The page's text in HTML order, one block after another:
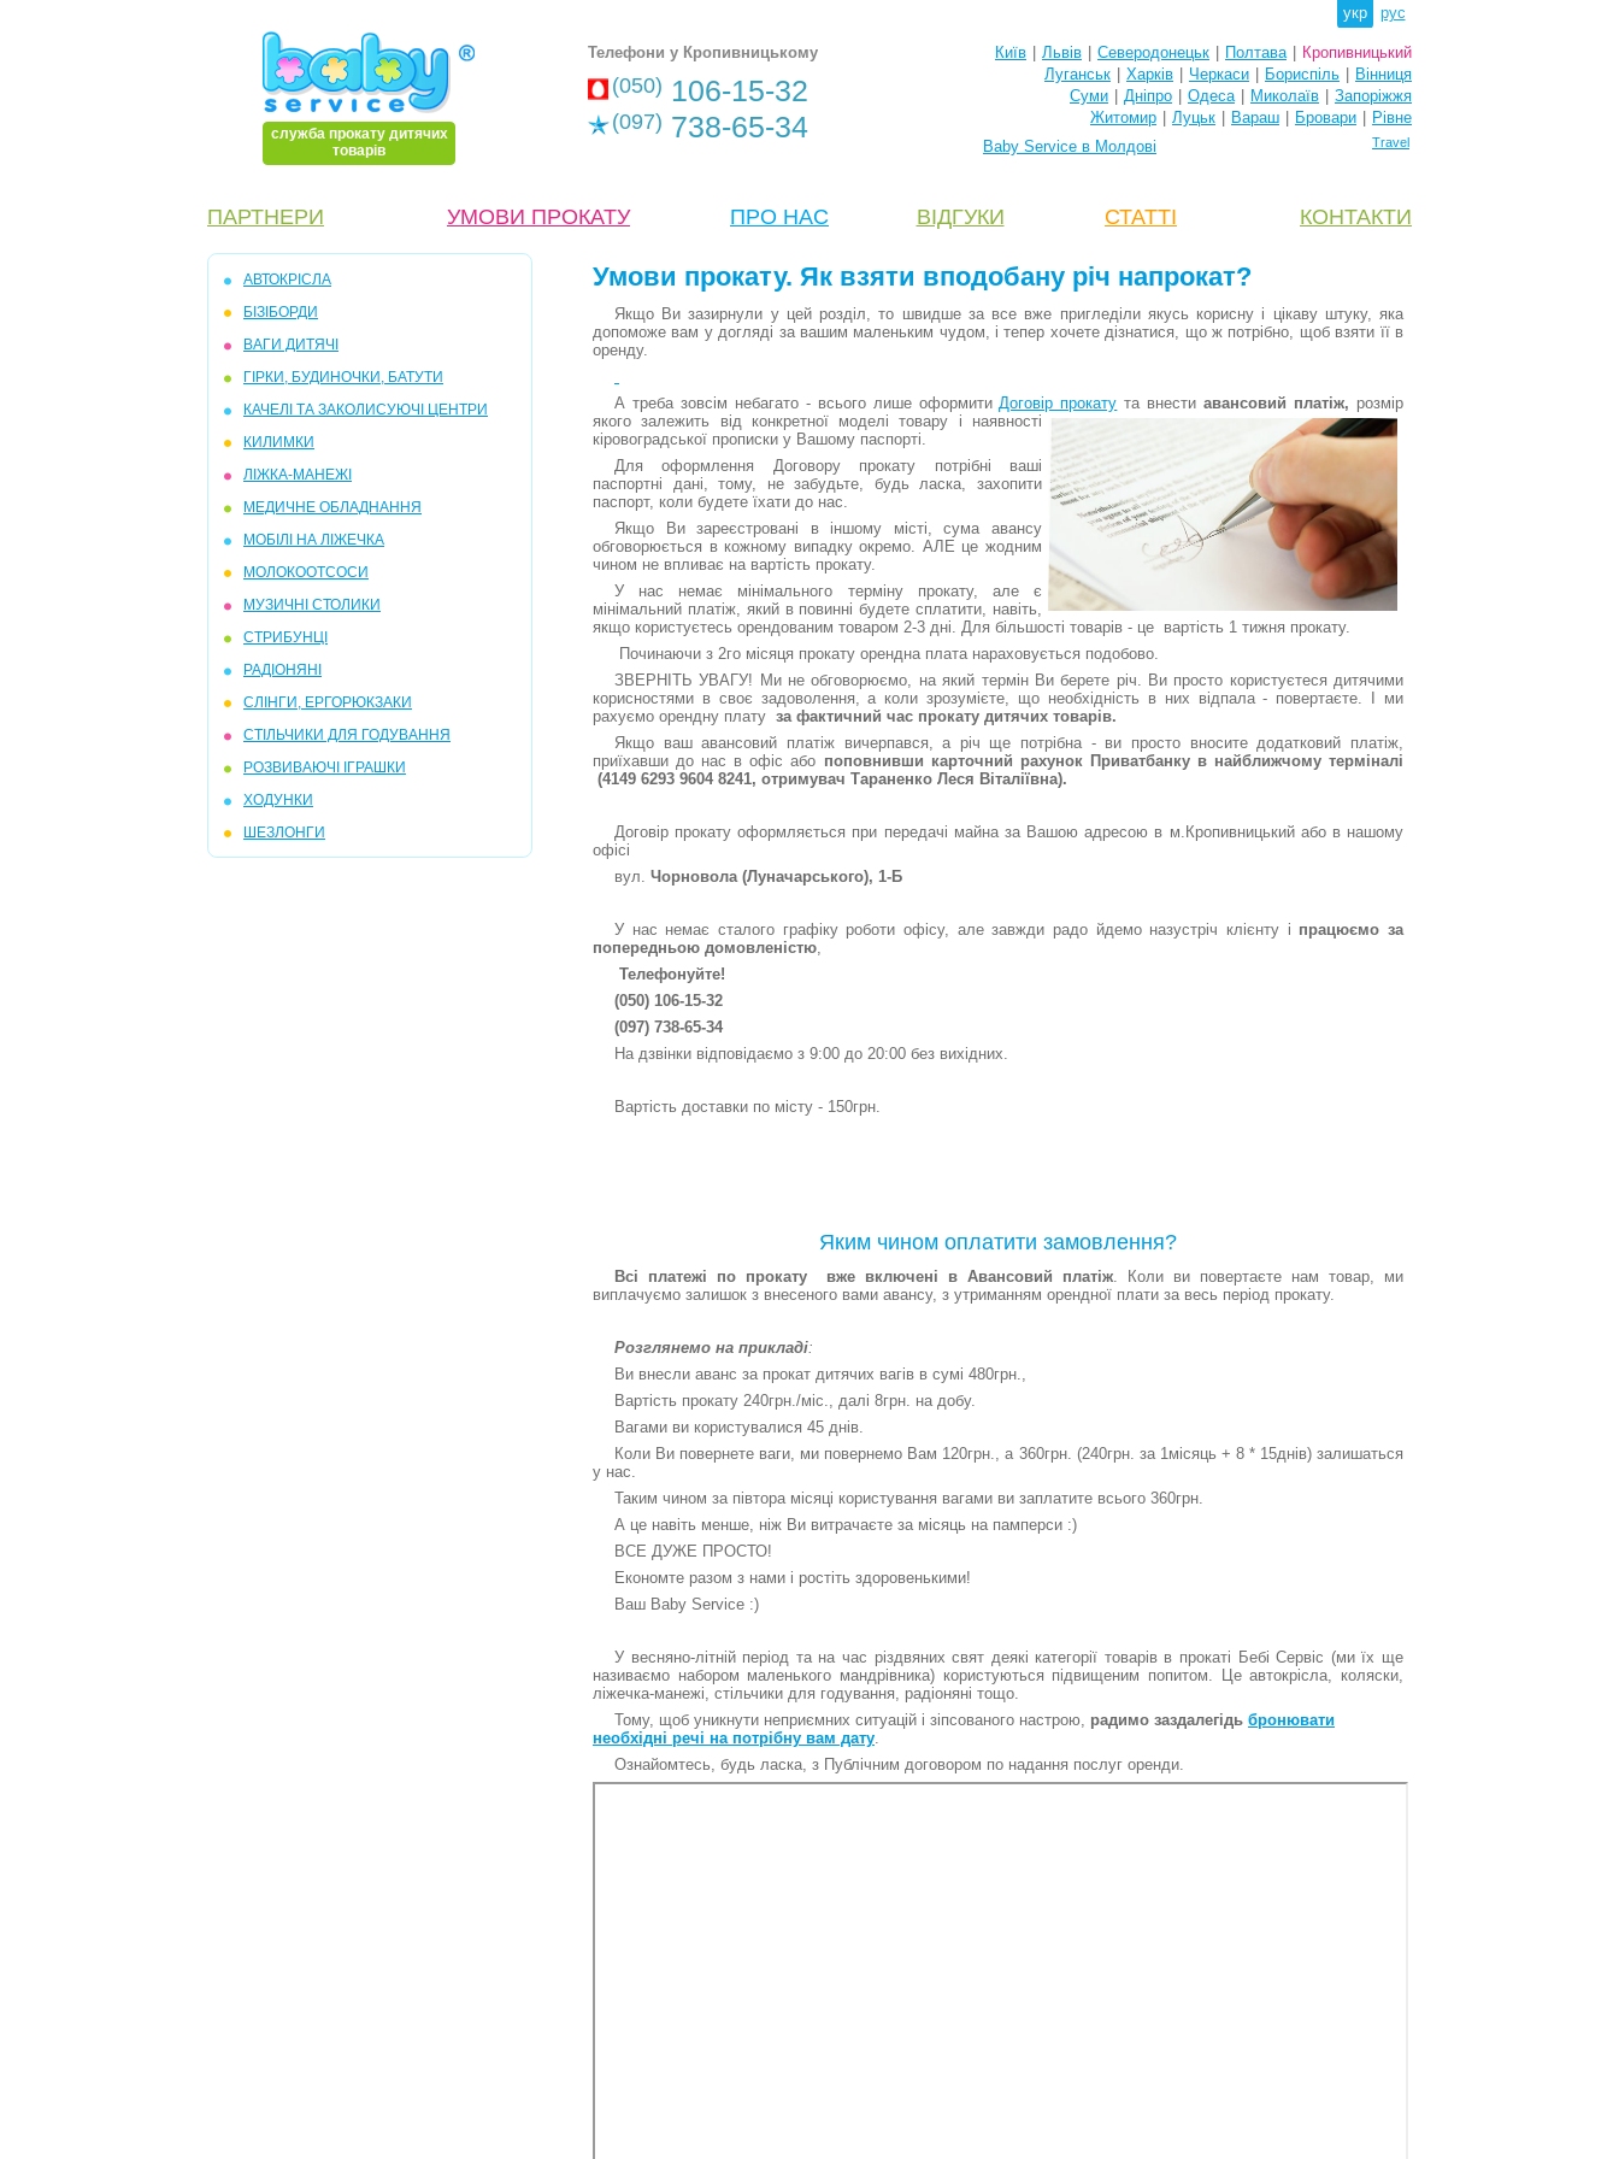
укр рус
служба прокату дитячих
товарів
Телефони у Кропивницькому
(050) 106-15-32
(097) 738-65-34
Київ Львів Северодонецьк Полтава
Кропивницький
Луганськ
Харків Черкаси Бориспіль
Вінниця
Суми
Дніпро Одеса Миколаїв
Запоріжжя
Житомир
Луцьк Вараш Бровари
Рівне
Baby Service в Молдові
Travel
ПАРТНЕРИ УМОВИ ПРОКАТУ ПРО НАС ВІДГУКИ СТАТТІ КОНТАКТИ
АВТОКРІСЛА
БІЗІБОРДИ
ВАГИ ДИТЯЧІ
ГІРКИ, БУДИНОЧКИ, БАТУТИ
КАЧЕЛІ ТА ЗАКОЛИСУЮЧІ ЦЕНТРИ
КИЛИМКИ
ЛІЖКА-МАНЕЖІ
МЕДИЧНЕ ОБЛАДНАННЯ
МОБІЛІ НА ЛІЖЕЧКА
МОЛОКООТСОСИ
МУЗИЧНІ СТОЛИКИ
СТРИБУНЦІ
РАДІОНЯНІ
СЛІНГИ, ЕРГОРЮКЗАКИ
СТІЛЬЧИКИ ДЛЯ ГОДУВАННЯ
РОЗВИВАЮЧІ ІГРАШКИ
ХОДУНКИ
ШЕЗЛОНГИ
Умови прокату. Як взяти вподобану річ напрокат?
Якщо Ви зазирнули у цей розділ, то швидше за все вже пригледіли якусь корисну і цікаву штуку, яка
допоможе вам у догляді за вашим маленьким чудом, і тепер хочете дізнатися, що ж потрібно, щоб взяти її в
оренду.
А треба зовсім небагато - всього лише оформитиДоговір прокату та внести авансовий платіж, розмір
якого залежить від конкретної моделі товару і наявності
кіровоградської прописки у Вашому паспорті.
Для оформлення Договору прокату потрібні ваші
паспортні дані, тому, не забудьте, будь ласка, захопити
паспорт, коли будете їхати до нас.
Якщо Ви зареєстровані в іншому місті, сума авансу
обговорюється в кожному випадку окремо. АЛЕ це жодним
чином не впливає на вартість прокату.
У нас немає мінімального терміну прокату, але є
мінімальний платіж, який в повинні будете сплатити, навіть,
якщо користуєтесь орендованим товаром 2-3 дні. Для більшості товарів - це вартість 1 тижня прокату.
Починаючи з 2го місяця прокату орендна плата нараховується подобово.
ЗВЕРНІТЬ УВАГУ! Ми не обговорюємо, на який термін Ви берете річ. Ви просто користуєтеся дитячими
корисностями в своє задоволення, а коли зрозумієте, що необхідність в них відпала - повертаєте. І ми
рахуємо орендну плату за фактичний час прокату дитячих товарів.
Якщо ваш авансовий платіж вичерпався, а річ ще потрібна - ви просто вносите додатковий платіж,
приїхавши до нас в офіс або поповнивши карточний рахунок Приватбанку в найближчому терміналі
(4149 6293 9604 8241, отримувач Тараненко Леся Віталіївна).
Договір прокату оформляється при передачі майна за Вашою адресою в м.Кропивницький або в нашому
офісі
вул. Чорновола (Луначарського), 1-Б
У нас немає сталого графіку роботи офісу, але завжди радо йдемо назустріч клієнту і працюємо за
попередньою домовленістю,
Телефонуйте!
(050) 106-15-32
(097) 738-65-34
На дзвінки відповідаємо з 9:00 до 20:00 без вихідних.
Вартість доставки по місту - 150грн.
Яким чином оплатити замовлення?
Всі платежі по прокату вже включені в Авансовий платіж. Коли ви повертаєте нам товар, ми
виплачуємо залишок з внесеного вами авансу, з утриманням орендної плати за весь період прокату.
Розглянемо на прикладі:
Ви внесли аванс за прокат дитячих вагів в сумі 480грн.,
Вартість прокату 240грн./міс., далі 8грн. на добу.
Вагами ви користувалися 45 днів.
Коли Ви повернете ваги, ми повернемо Вам 120грн., а 360грн. (240грн. за 1місяць + 8 * 15днів) залишаться
у нас.
Таким чином за півтора місяці користування вагами ви заплатите всього 360грн.
А це навіть менше, ніж Ви витрачаєте за місяць на памперси :)
ВСЕ ДУЖЕ ПРОСТО!
Економте разом з нами і ростіть здоровенькими!
Ваш Baby Service :)
У весняно-літній період та на час різдвяних свят деякі категорії товарів в прокаті Бебі Сервіс (ми їх ще
називаємо набором маленького мандрівника) користуються підвищеним попитом. Це автокрісла, коляски,
ліжечка-манежі, стільчики для годування, радіоняні тощо.
Тому, щоб уникнути неприємних ситуацій і зіпсованого настрою, радимо заздалегідь бронювати
необхідні речі на потрібну вам дату.
Ознайомтесь, будь ласка, з Публічним договором по надання послуг оренди.